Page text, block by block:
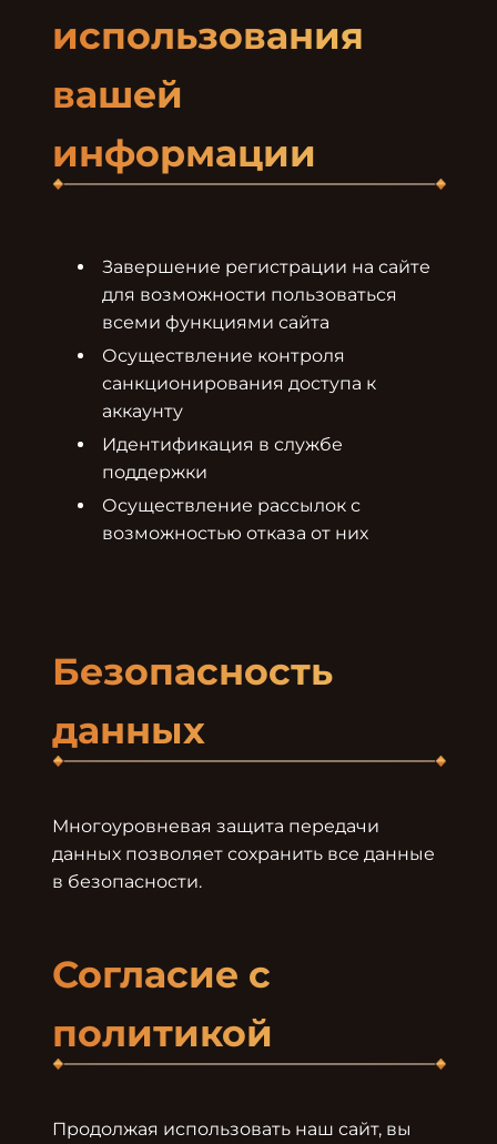
использования
вашей
информации
Завершение регистрации на сайте
для возможности пользоваться
всеми функциями сайта
Осуществление контроля
санкционирования доступа к
аккаунту
Идентификация в службе
поддержки
Осуществление рассылок с
возможностью отказа от них
Безопасность
данных
Многоуровневая защита передачи
данных позволяет сохранить все данные
в безопасности.
Согласие с
политикой
Продолжая использовать наш сайт, вы